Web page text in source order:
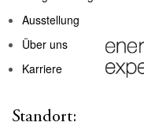
Ausstellung
Über uns
Karriere
Standort: